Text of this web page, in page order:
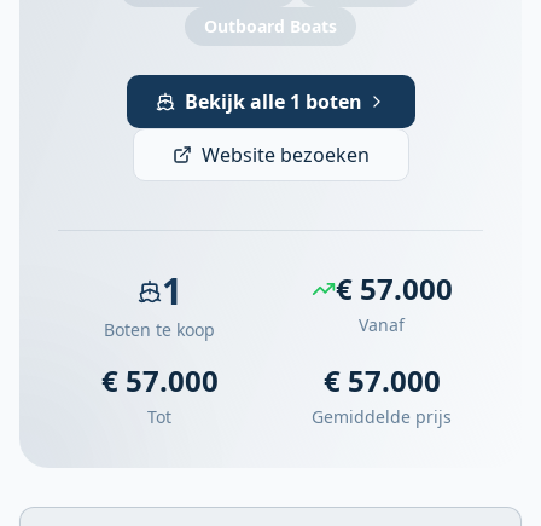
Outboard Boats
Bekijk alle 1 boten
Website bezoeken
1
Boten te koop
€ 57.000
Vanaf
€ 57.000
Tot
€ 57.000
Gemiddelde prijs